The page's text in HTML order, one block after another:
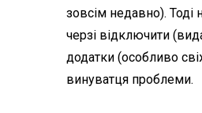
зовсім недавно). Тоді
черзі відключити
додатки (особливо
винуватця проблеми.